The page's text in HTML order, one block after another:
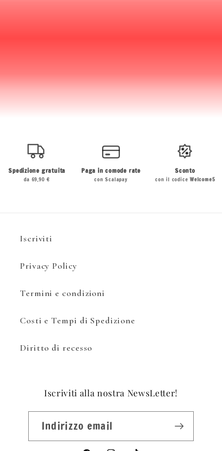
Spedizione gratuita
da 69,90 €
Paga in comode rate
con Scalapay
Sconto
con il codiceWelcome5
Iscriviti
Privacy Policy
Termini e condizioni
Costi e Tempi di Spedizione
Diritto di recesso
Iscriviti alla nostra NewsLetter!
Indirizzo email